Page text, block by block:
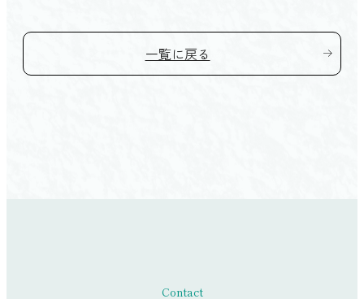
社葬・団体葬
伊予市
松前町
香南市
お客様の声
選ばれる4つの理由
一覧に戻る
Contact